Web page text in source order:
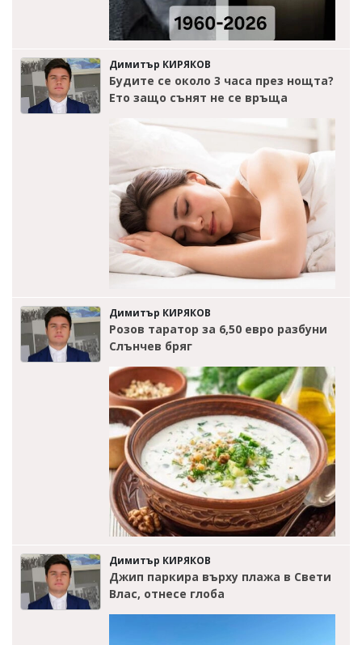
Димитър КИРЯКОВ
Будите се около 3 часа през нощта?
Ето защо сънят не се връща
Димитър КИРЯКОВ
Розов таратор за 6,50 евро разбуни
Слънчев бряг
Димитър КИРЯКОВ
Джип паркира върху плажа в Свети
Влас, отнесе глоба